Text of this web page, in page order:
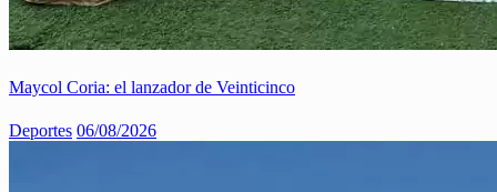
Maycol Coria: el lanzador de Veinticinco
Deportes 06/08/2026